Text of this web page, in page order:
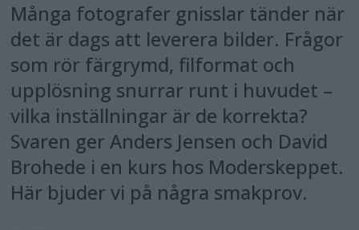
Många fotografer gnisslar tänder när
det är dags att leverera bilder. Frågor
som rör färgrymd, filformat och
upplösning snurrar runt i huvudet –
vilka inställningar är de korrekta?
Svaren ger Anders Jensen och David
Brohede i en kurs hos Moderskeppet.
Här bjuder vi på några smakprov.